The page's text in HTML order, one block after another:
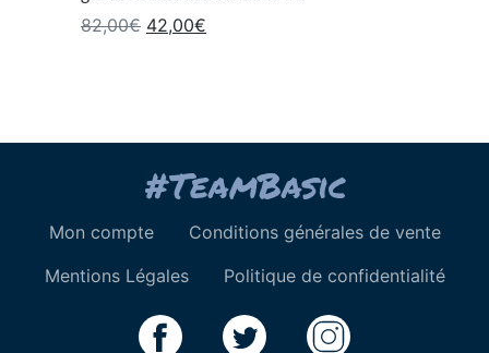
82,00€ Le prix initial était : 82,00€.
42,00€
Mon compte
Conditions générales de vente
Mentions Légales
Politique de confidentialité